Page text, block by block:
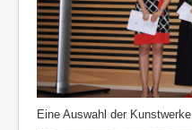
Eine Auswahl der Kunstwerke